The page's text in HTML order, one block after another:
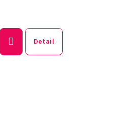
Detail